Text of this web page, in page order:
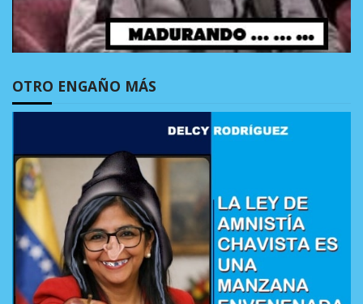
OTRO ENGAÑO MÁS